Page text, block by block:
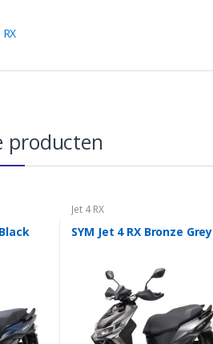
producten
Jet 4 RX
SYM Jet 4 RX Bronze Grey